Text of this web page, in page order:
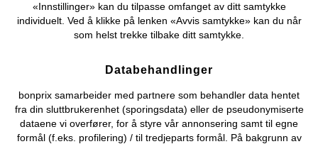
Om Oss Angre kjøp
©2026 bonprix.
«Innstillinger» kan du tilpasse omfanget av ditt samtykke
individuelt. Ved å klikke på lenken «Avvis samtykke» kan du når
som helst trekke tilbake ditt samtykke.
Databehandlinger
bonprix samarbeider med partnere som behandler data hentet
fra din sluttbrukerenhet (sporingsdata) eller de pseudonymiserte
dataene vi overfører, for å styre vår annonsering samt til egne
formål (f.eks. profilering) / til tredjeparts formål. På bakgrunn av